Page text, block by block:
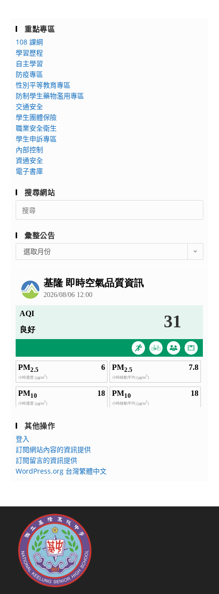
重點專區
108 課綱
學習歷程
自主學習
防疫專區
性別平等教育專區
防制學生藥物濫用專區
交通安全
學生團體保險
職業安全衛生
學生申訴專區
內部控制
資通安全
電子書庫
搜尋網站
Search
for:
彙整公告
整
選取月份
其他操作
登入
訂閱網站內容的資訊提供
訂閱留言的資訊提供
WordPress.org 台灣繁體中文